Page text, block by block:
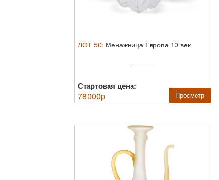
ЛОТ 56: Менажница Европа 19 век
Стартовая цена:
78 000р Просмотр